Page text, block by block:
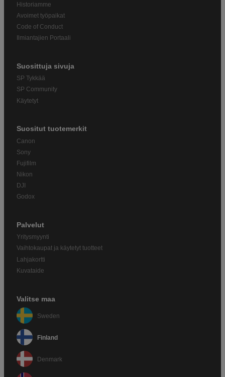
Historiamme
Avoimet työpaikat
Code of Conduct
Ilmiantajien Portaali
Suosittuja sivuja
SP Tykkää
SP Community
Käytetyt
Suositut tuotemerkit
Canon
Sony
Fujifilm
Nikon
DJI
Godox
Palvelut
Yritysmyynti
Vaihtokaupat ja käytetyt tuotteet
Lahjakortti
Kuvataide
Valitse maa
Sweden
Finland
Denmark